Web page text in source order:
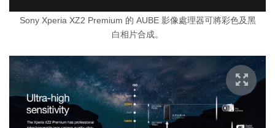
Sony Xperia XZ2 Premium 的 AUBE 影像處理器可將彩色及黑
白相片合成。